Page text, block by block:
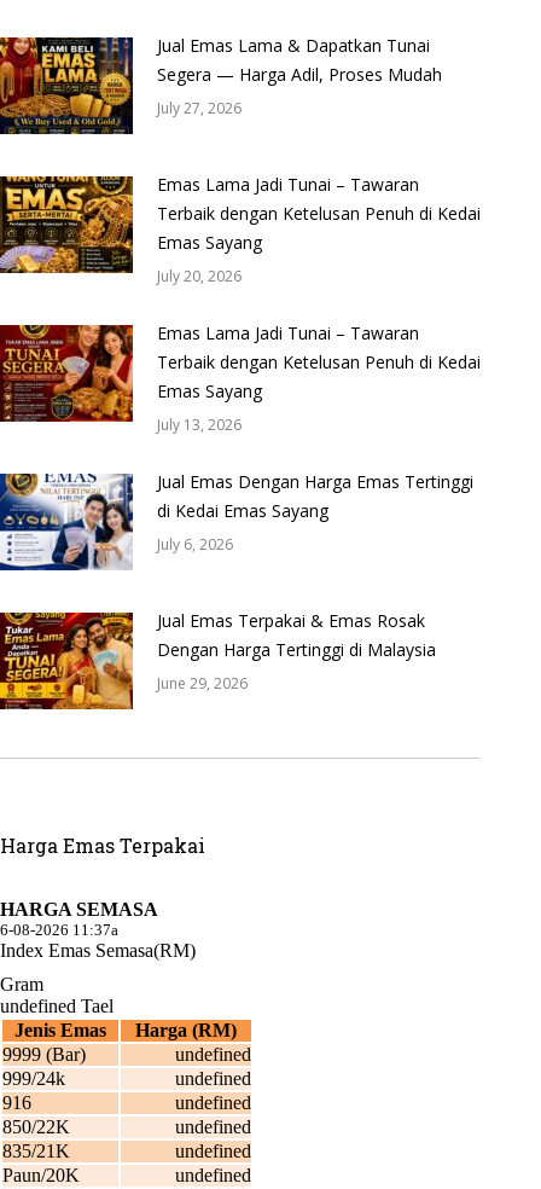
Jual Emas Lama & Dapatkan Tunai
Segera — Harga Adil, Proses Mudah
July 27, 2026
Emas Lama Jadi Tunai – Tawaran
Terbaik dengan Ketelusan Penuh di Kedai
Emas Sayang
July 20, 2026
Emas Lama Jadi Tunai – Tawaran
Terbaik dengan Ketelusan Penuh di Kedai
Emas Sayang
July 13, 2026
Jual Emas Dengan Harga Emas Tertinggi
di Kedai Emas Sayang
July 6, 2026
Jual Emas Terpakai & Emas Rosak
Dengan Harga Tertinggi di Malaysia
June 29, 2026
Harga Emas Terpakai